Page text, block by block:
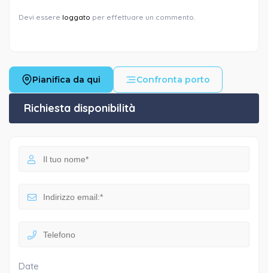
Devi essere loggato per effettuare un commento.
Pianifica da qui Confronta porto
Richiesta disponibilità
Date